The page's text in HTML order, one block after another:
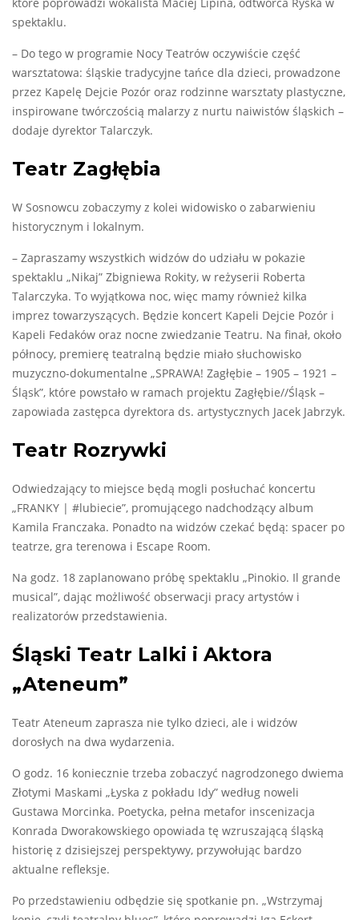
które poprowadzi wokalista Maciej Lipina, odtwórca Ryśka w
spektaklu.
– Do tego w programie Nocy Teatrów oczywiście część
warsztatowa: śląskie tradycyjne tańce dla dzieci, prowadzone
przez Kapelę Dejcie Pozór oraz rodzinne warsztaty plastyczne,
inspirowane twórczością malarzy z nurtu naiwistów śląskich –
dodaje dyrektor Talarczyk.
Teatr Zagłębia
W Sosnowcu zobaczymy z kolei widowisko o zabarwieniu
historycznym i lokalnym.
– Zapraszamy wszystkich widzów do udziału w pokazie
spektaklu „Nikaj” Zbigniewa Rokity, w reżyserii Roberta
Talarczyka. To wyjątkowa noc, więc mamy również kilka
imprez towarzyszących. Będzie koncert Kapeli Dejcie Pozór i
Kapeli Fedaków oraz nocne zwiedzanie Teatru. Na finał, około
północy, premierę teatralną będzie miało słuchowisko
muzyczno-dokumentalne „SPRAWA! Zagłębie – 1905 – 1921 –
Śląsk”, które powstało w ramach projektu Zagłębie//Śląsk –
zapowiada zastępca dyrektora ds. artystycznych Jacek Jabrzyk.
Teatr Rozrywki
Odwiedzający to miejsce będą mogli posłuchać koncertu
„FRANKY | #lubiecie”, promującego nadchodzący album
Kamila Franczaka. Ponadto na widzów czekać będą: spacer po
teatrze, gra terenowa i Escape Room.
Na godz. 18 zaplanowano próbę spektaklu „Pinokio. Il grande
musical”, dając możliwość obserwacji pracy artystów i
realizatorów przedstawienia.
Śląski Teatr Lalki i Aktora
„Ateneum”
Teatr Ateneum zaprasza nie tylko dzieci, ale i widzów
dorosłych na dwa wydarzenia.
O godz. 16 koniecznie trzeba zobaczyć nagrodzonego dwiema
Złotymi Maskami „Łyska z pokładu Idy” według noweli
Gustawa Morcinka. Poetycka, pełna metafor inscenizacja
Konrada Dworakowskiego opowiada tę wzruszającą śląską
historię z dzisiejszej perspektywy, przywołując bardzo
aktualne refleksje.
Po przedstawieniu odbędzie się spotkanie pn. „Wstrzymaj